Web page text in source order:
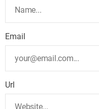
Email
Url